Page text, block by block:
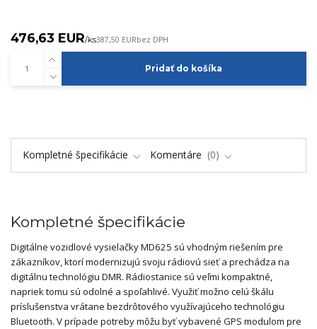
476,63 EUR/ks387,50 EURbez DPH
Pridať do košíka
Kompletné špecifikácie Komentáre 0
Kompletné špecifikácie
Digitálne vozidlové vysielačky MD625 sú vhodným riešením pre
zákazníkov, ktorí modernizujú svoju rádiovú sieť a prechádza na
digitálnu technológiu DMR. Rádiostanice sú veľmi kompaktné,
napriek tomu sú odolné a spoľahlivé. Využiť možno celú škálu
príslušenstva vrátane bezdrôtového využívajúceho technológiu
Bluetooth. V prípade potreby môžu byť vybavené GPS modulom pre